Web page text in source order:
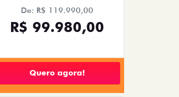
De: R$ 119.990,00
R$ 99.980,00
Quero agora!